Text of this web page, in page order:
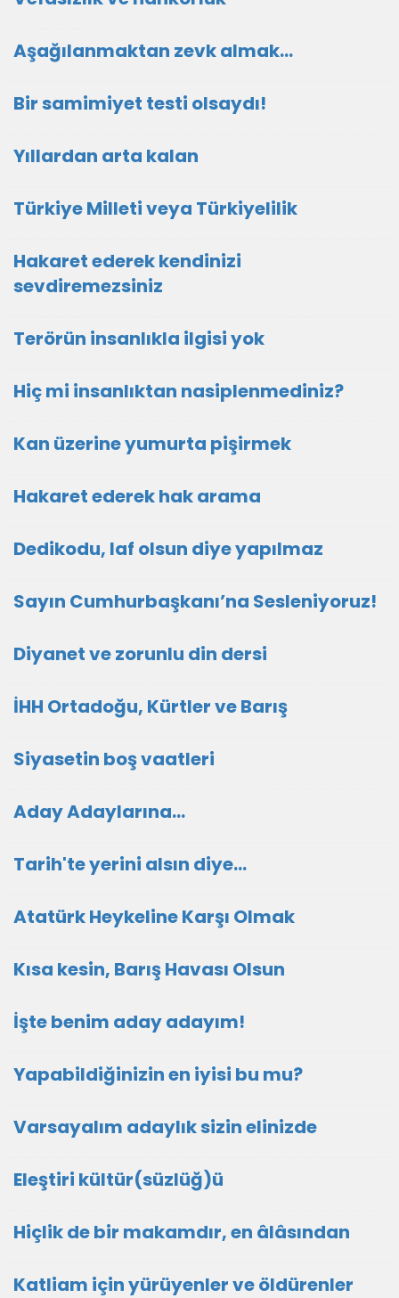
Aşağılanmaktan zevk almak…
Bir samimiyet testi olsaydı!
Yıllardan arta kalan
Türkiye Milleti veya Türkiyelilik
Hakaret ederek kendinizi
sevdiremezsiniz
Terörün insanlıkla ilgisi yok
Hiç mi insanlıktan nasiplenmediniz?
Kan üzerine yumurta pişirmek
Hakaret ederek hak arama
Dedikodu, laf olsun diye yapılmaz
Sayın Cumhurbaşkanı’na Sesleniyoruz!
Diyanet ve zorunlu din dersi
İHH Ortadoğu, Kürtler ve Barış
Siyasetin boş vaatleri
Aday Adaylarına…
Tarih'te yerini alsın diye...
Atatürk Heykeline Karşı Olmak
Kısa kesin, Barış Havası Olsun
İşte benim aday adayım!
Yapabildiğinizin en iyisi bu mu?
Varsayalım adaylık sizin elinizde
Eleştiri kültür(süzlüğ)ü
Hiçlik de bir makamdır, en âlâsından
Katliam için yürüyenler ve öldürenler